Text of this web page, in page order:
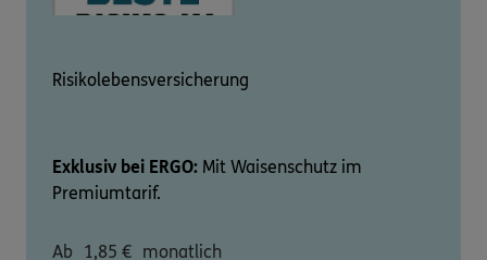
Risikolebensversicherung
Exklusiv bei ERGO: Mit Waisenschutz im
Premiumtarif.
Ab 1,85 € monatlich